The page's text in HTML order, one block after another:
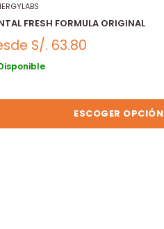
FRESH FORMULA ORIGINAL
S/. 63.80
ESCOGER OPCIÓN